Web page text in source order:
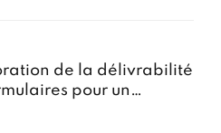
de la délivrabilité
pour un